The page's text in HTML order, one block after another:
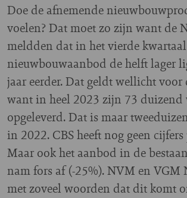
Doe de afnemende
voelen? Dat moet zo zijn want de
meldden dat in het vierde
nieuwbouwaanbod de helft lager
jaar eerder. Dat geldt wellicht
want in heel 2023 zijn 73
opgeleverd. Dat is maar
in 2022. CBS heeft nog geen cijfers
Maar ook het aanbod in de
nam fors af (-25%). NVM en VGM
met zoveel woorden dat dit komt